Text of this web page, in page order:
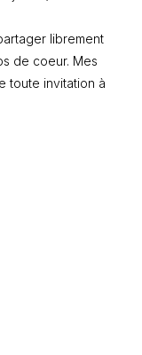
librement
de coeur. Mes
toute invitation à